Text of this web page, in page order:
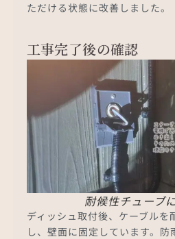
ただける状態に改善しました。
工事完了後の確認
耐候性チューブ
ディッシュ取付後、ケーブルを
し、壁面に固定しています。防